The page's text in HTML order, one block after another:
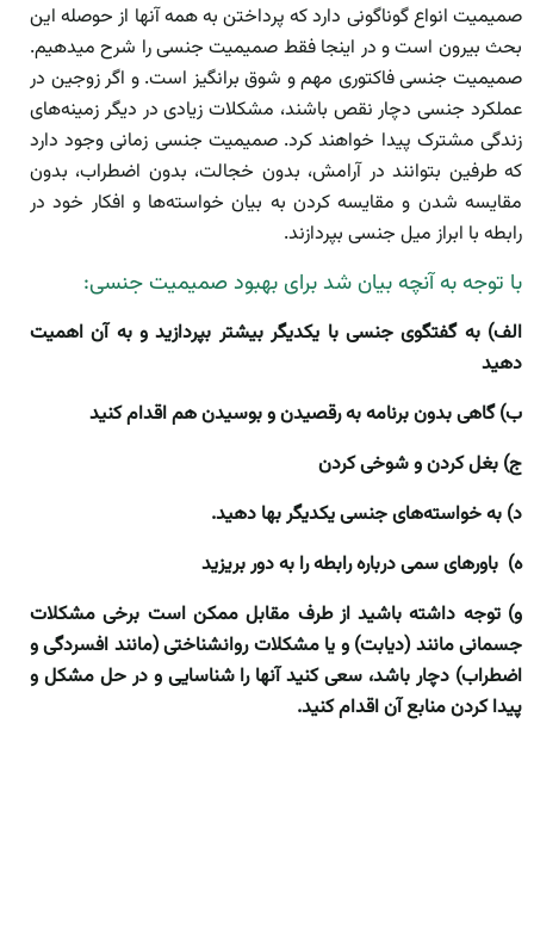
صمیمیت‌ انواع گوناگونی دارد که پرداختن به همه آنها از حوصله این
بحث بیرون است و در اینجا فقط صمیمیت جنسی را شرح میدهیم.
صمیمیت جنسی فاکتوری مهم و شوق‌ برانگیز است. و اگر زوجین در
عملکرد جنسی دچار نقص باشند، مشکلات زیادی در دیگر زمینه‌های
زندگی مشترک پیدا خواهند کرد. صمیمیت جنسی زمانی وجود دارد
که طرفین بتوانند در آرامش، بدون خجالت، بدون اضطراب، بدون
مقایسه شدن و مقایسه کردن به بیان خواسته‌ها و افکار خود در
رابطه با ابراز میل جنسی بپردازند.
با توجه به آنچه بیان شد برای بهبود صمیمیت جنسی:
الف) به گفتگوی جنسی با یکدیگر بیشتر بپردازید و به آن اهمیت
دهید
ب) گاهی بدون برنامه به رقصیدن و بوسیدن هم اقدام کنید
ج) بغل کردن و شوخی کردن
د) به خواسته‌های جنسی یکدیگر بها دهید.
ه) باورهای سمی درباره رابطه را به دور بریزید
و) توجه داشته باشید از طرف مقابل ممکن است برخی مشکلات
جسمانی مانند (دیابت) و یا مشکلات روانشناختی (مانند افسردگی و
اضطراب) دچار باشد، سعی کنید آنها را شناسایی و در حل مشکل و
پیدا کردن منابع آن اقدام کنید.